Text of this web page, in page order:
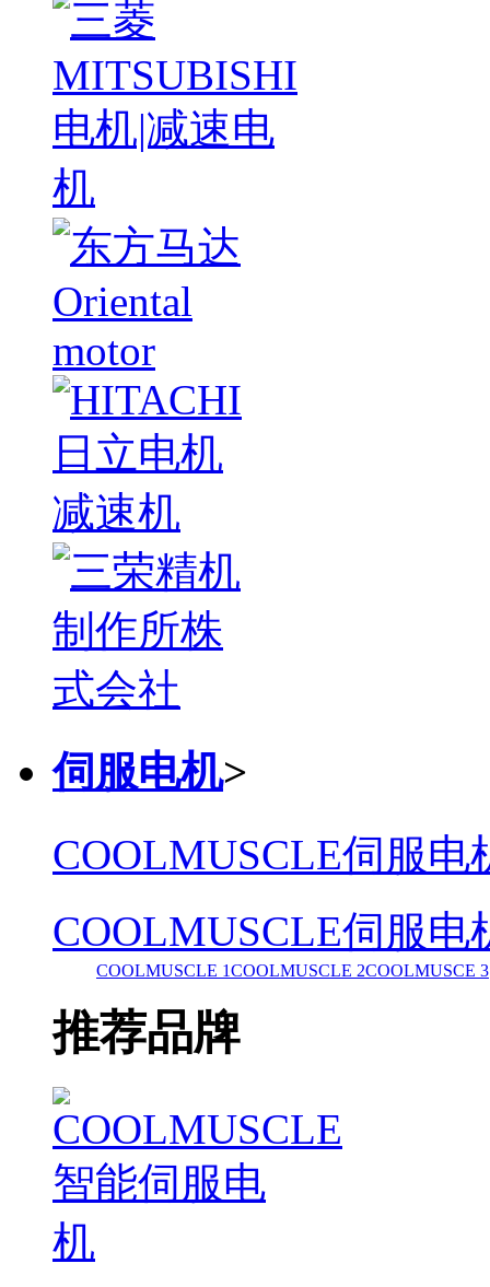
伺服电机>
COOLMUSCLE伺服电
COOLMUSCLE伺服电
COOLMUSCLE 1COOLMUSCLE 2COOLMUSCE 3
推荐品牌